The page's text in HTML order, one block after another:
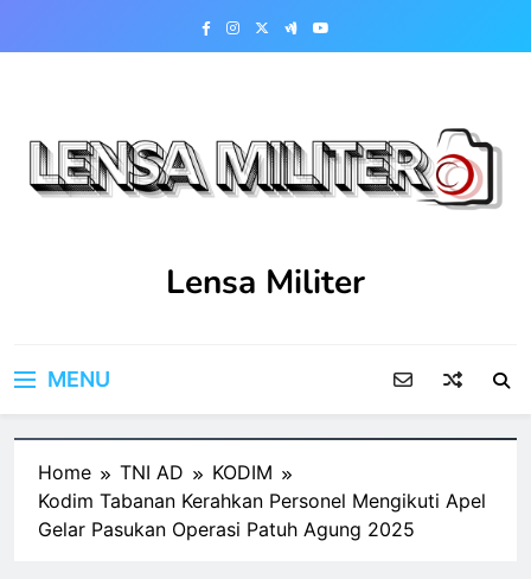
Lensa Militer
MENU
Home TNI AD
KODIM
Kodim Tabanan Kerahkan Personel Mengikuti Apel
Gelar Pasukan Operasi Patuh Agung 2025